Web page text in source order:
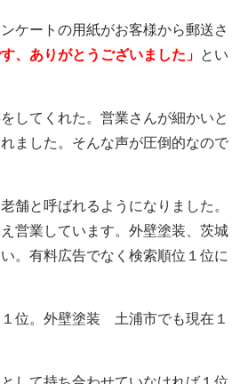
ケートの用紙がお客様から郵送さ
す、ありがとうございました」 とい
してくれた。営業さんが細かいと
ました。そんな声が圧倒的なので
舗と呼ばれるようになりました。
営業しています。外壁塗装、茨城
。有料広告でなく検索順位１位に
位。外壁塗装 土浦市でも現在１